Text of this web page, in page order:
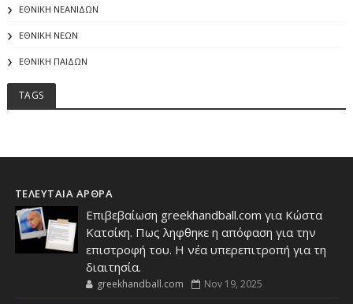
ΕΘΝΙΚΗ ΝΕΑΝΙΔΩΝ
ΕΘΝΙΚΗ ΝΕΩΝ
ΕΘΝΙΚΗ ΠΑΙΔΩΝ
TAGS
ΤΕΛΕΥΤΑΙΑ ΑΡΘΡΑ
Επιβεβαίωση greekhandball.com για Κώστα
Κατσίκη. Πως ληφθηκε η απόφαση για την
επιστροφή του. Η νέα υπερεπιτροπή για τη
διαιτησία.
greekhandball.com Nov 19, 2025